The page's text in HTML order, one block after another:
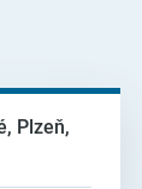
Plzeň,